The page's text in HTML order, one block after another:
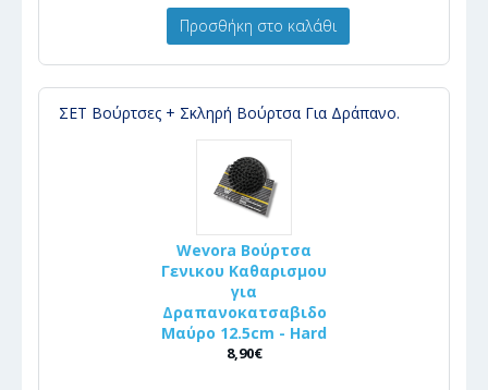
Προσθήκη στο καλάθι
ΣΕΤ Βούρτσες + Σκληρή Βούρτσα Για Δράπανο.
Wevora Βούρτσα
Γενικου Καθαρισμου
για
Δραπανοκατσαβιδο
Μαύρο 12.5cm - Hard
8,90€